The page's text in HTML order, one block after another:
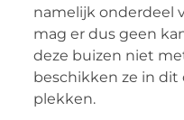
namelijk onderdeel
mag er dus geen
deze buizen niet
beschikken ze in dit
plekken.